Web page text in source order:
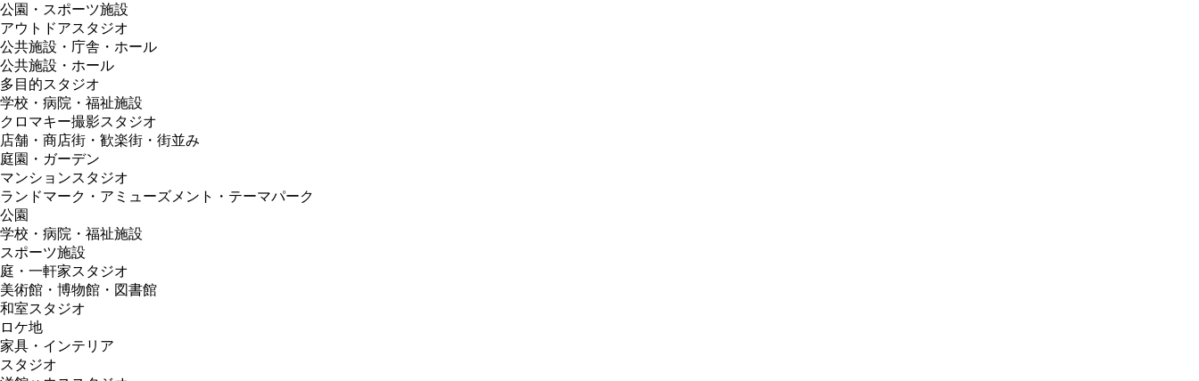
公園・スポーツ施設
アウトドアスタジオ
公共施設・庁舎・ホール
公共施設・ホール
多目的スタジオ
学校・病院・福祉施設
クロマキー撮影スタジオ
店舗・商店街・歓楽街・街並み
庭園・ガーデン
マンションスタジオ
ランドマーク・アミューズメント・テーマパーク
公園
学校・病院・福祉施設
スポーツ施設
庭・一軒家スタジオ
美術館・博物館・図書館
和室スタジオ
ロケ地
家具・インテリア
スタジオ